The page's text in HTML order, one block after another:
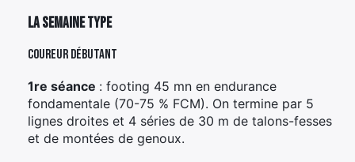
La semaine type
Coureur débutant
1re séance : footing 45 mn en endurance
fondamentale (70-75 % FCM). On termine par 5
lignes droites et 4 séries de 30 m de talons-fesses
et de montées de genoux.